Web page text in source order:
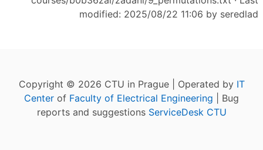
modified: 2025/08/22 11:06 by seredlad
Copyright © 2026 CTU in Prague | Operated by IT
Center of Faculty of Electrical Engineering | Bug
reports and suggestions ServiceDesk CTU